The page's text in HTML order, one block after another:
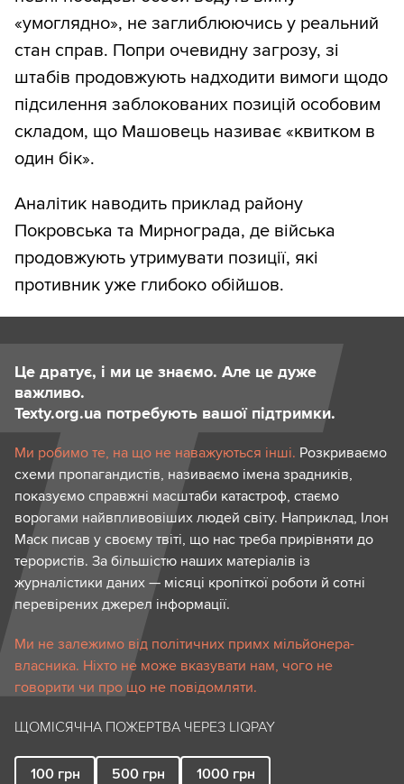
«умоглядно», не заглиблюючись у реальний
стан справ. Попри очевидну загрозу, зі
штабів продовжують надходити вимоги щодо
підсилення заблокованих позицій особовим
складом, що Машовець називає «квитком в
один бік».
Аналітик наводить приклад району
Покровська та Мирнограда, де війська
продовжують утримувати позиції, які
противник уже глибоко обійшов.
Це дратує, і ми це знаємо. Але це дуже
важливо.
Texty.org.ua потребують вашої підтримки.
Ми робимо те, на що не наважуються інші. Розкриваємо
схеми пропагандистів, називаємо імена зрадників,
показуємо справжні масштаби катастроф, стаємо
ворогами найвпливовіших людей світу. Наприклад, Ілон
Маск писав у своєму твіті, що нас треба прирівняти до
терористів. За більшістю наших матеріалів із
журналістики даних — місяці кропіткої роботи й сотні
перевірених джерел інформації.
Ми не залежимо від політичних примх мільйонера-
власника. Ніхто не може вказувати нам, чого не
говорити чи про що не повідомляти.
ЩОМІСЯЧНА ПОЖЕРТВА ЧЕРЕЗ LIQPAY
100 грн 500 грн 1000 грн